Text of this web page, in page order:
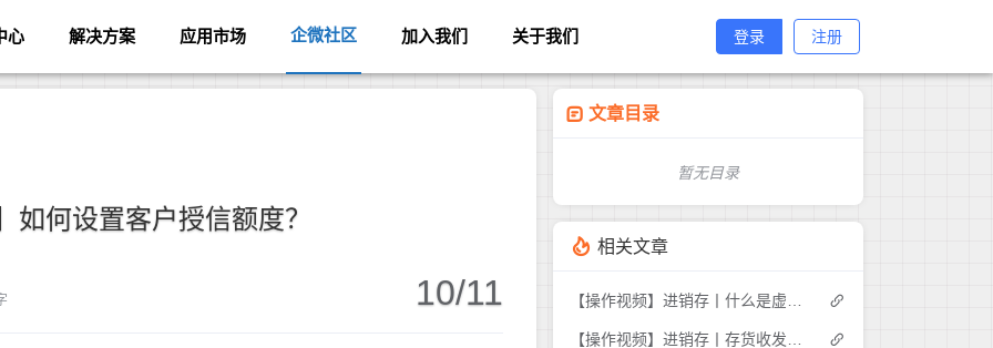
心 解决方案 应用市场 企微社区 加入我们 关于我们 登录 注册
如何设置客户授信额度？
10/11
文章目录
暂无目录
相关文章